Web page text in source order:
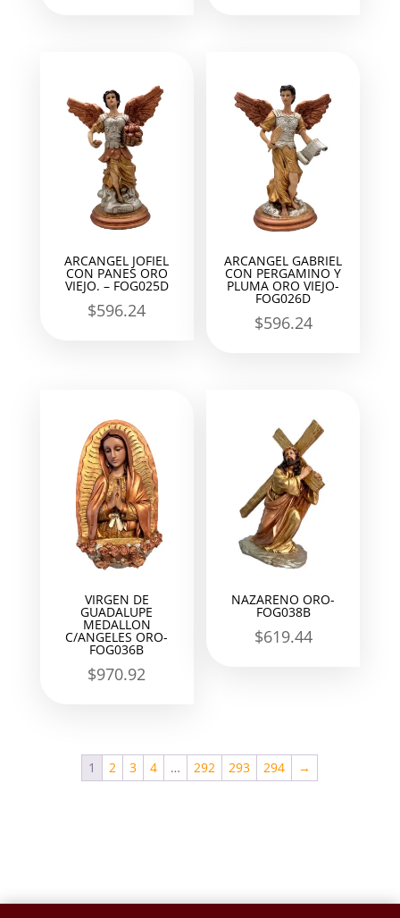
ARCANGEL JOFIEL
CON PANES ORO
VIEJO. – FOG025D
$596.24
ARCANGEL GABRIEL
CON PERGAMINO Y
PLUMA ORO VIEJO-
FOG026D
$596.24
VIRGEN DE
GUADALUPE
MEDALLON
C/ANGELES ORO-
FOG036B
$970.92
NAZARENO ORO-
FOG038B
$619.44
1 2 3 4 … 292 293 294 →